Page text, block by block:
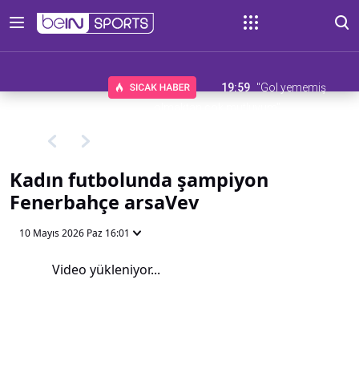
19:59 "Gol yememiş
Kadın futbolunda şampiyon
Fenerbahçe arsaVev
10 Mayıs 2026 Paz 16:01
Video yükleniyor...